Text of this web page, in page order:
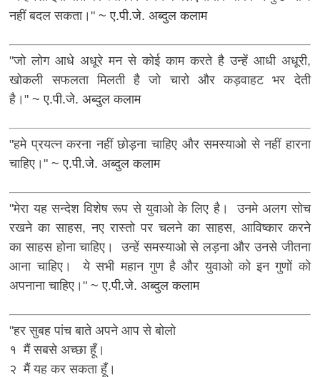
नहीं बदल सकता।"~ ए.पी.जे. अब्दुल कलाम
"जो लोग आधे अधूरे मन से कोई काम करते है उन्हें आधी अधूरी,
खोकली सफलता मिलती है जो चारो और कड़वाहट भर देती
है।"~ ए.पी.जे. अब्दुल कलाम
"हमे प्रयत्न करना नहीं छोड़ना चाहिए और समस्याओ से नहीं हारना
चाहिए।"~ ए.पी.जे. अब्दुल कलाम
"मेरा यह सन्देश विशेष रूप से युवाओ के लिए है। उनमे अलग सोच
रखने का साहस, नए रास्तो पर चलने का साहस, आविष्कार करने
का साहस होना चाहिए। उन्हें समस्याओ से लड़ना और उनसे जीतना
आना चाहिए। ये सभी महान गुण है और युवाओ को इन गुणों को
अपनाना चाहिए।"~ ए.पी.जे. अब्दुल कलाम
"हर सुबह पांच बाते अपने आप से बोलो
१ मैं सबसे अच्छा हूँ।
२ मैं यह कर सकता हूँ।